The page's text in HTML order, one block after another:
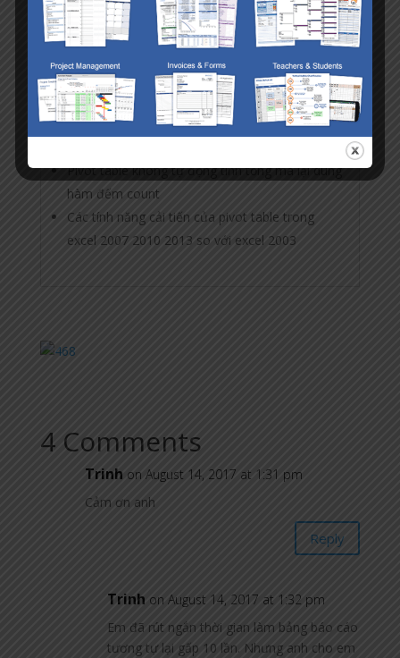
công cụ siêu mạnh của excel.
Mời bạn tham khảo các bài viết liên quan đến
pivot table trong mạng xã hội học excel.
Pivot table không tự động tính tổng mà lại dùng
hàm đếm count
Các tính năng cải tiến của pivot table trong
excel 2007 2010 2013 so với excel 2003
4 Comments
Trinh on August 14, 2017 at 1:31 pm
Cảm ơn anh
Reply
Trinh on August 14, 2017 at 1:32 pm
Em đã rút ngắn thời gian làm bảng báo cáo
tương tự lại gấp 10 lần. Nhưng anh cho em